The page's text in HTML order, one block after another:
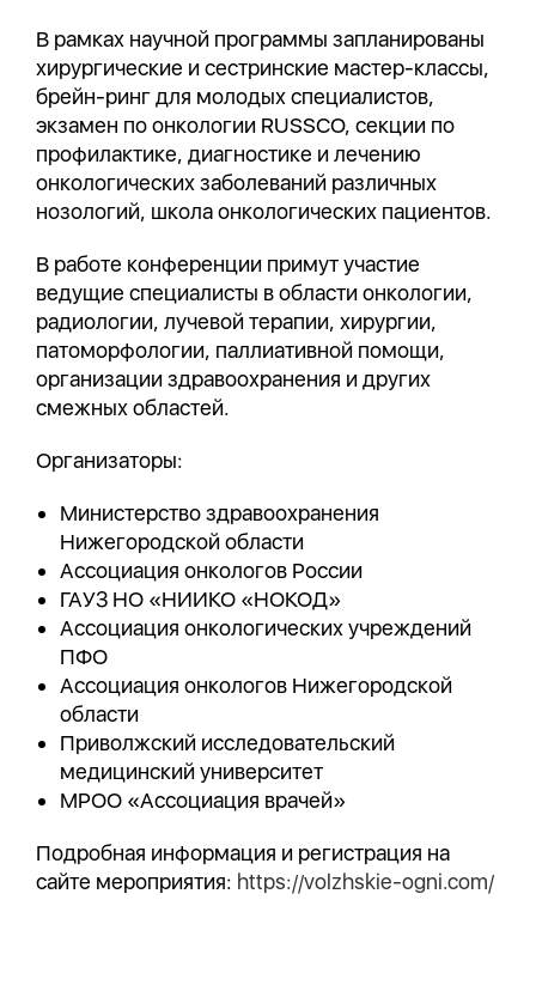
В рамках научной программы запланированы
хирургические и сестринские мастер-классы,
брейн-ринг для молодых специалистов,
экзамен по онкологии RUSSCO, секции по
профилактике, диагностике и лечению
онкологических заболеваний различных
нозологий, школа онкологических пациентов.
В работе конференции примут участие
ведущие специалисты в области онкологии,
радиологии, лучевой терапии, хирургии,
патоморфологии, паллиативной помощи,
организации здравоохранения и других
смежных областей.
Организаторы:
Министерство здравоохранения
Нижегородской области
Ассоциация онкологов России
ГАУЗ НО «НИИКО «НОКОД»
Ассоциация онкологических учреждений
ПФО
Ассоциация онкологов Нижегородской
области
Приволжский исследовательский
медицинский университет
МРОО «Ассоциация врачей»
Подробная информация и регистрация на
сайте мероприятия: https://volzhskie-ogni.com/